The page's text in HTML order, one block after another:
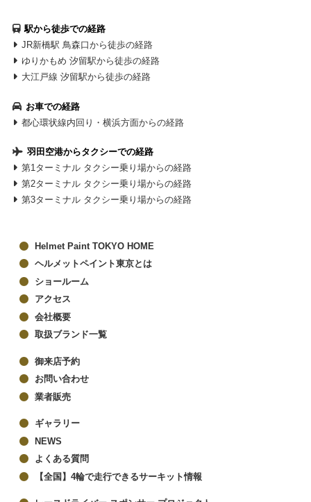
駅から徒歩での経路
JR新橋駅 鳥森口から徒歩の経路
ゆりかもめ 汐留駅から徒歩の経路
大江戸線 汐留駅から徒歩の経路
お車での経路
都心環状線内回り・横浜方面からの経路
羽田空港からタクシーでの経路
第1ターミナル タクシー乗り場からの経路
第2ターミナル タクシー乗り場からの経路
第3ターミナル タクシー乗り場からの経路
Helmet Paint TOKYO HOME
ヘルメットペイント東京とは
ショールーム
アクセス
会社概要
取扱ブランド一覧
御来店予約
お問い合わせ
業者販売
ギャラリー
NEWS
よくある質問
【全国】4輪で走行できるサーキット情報